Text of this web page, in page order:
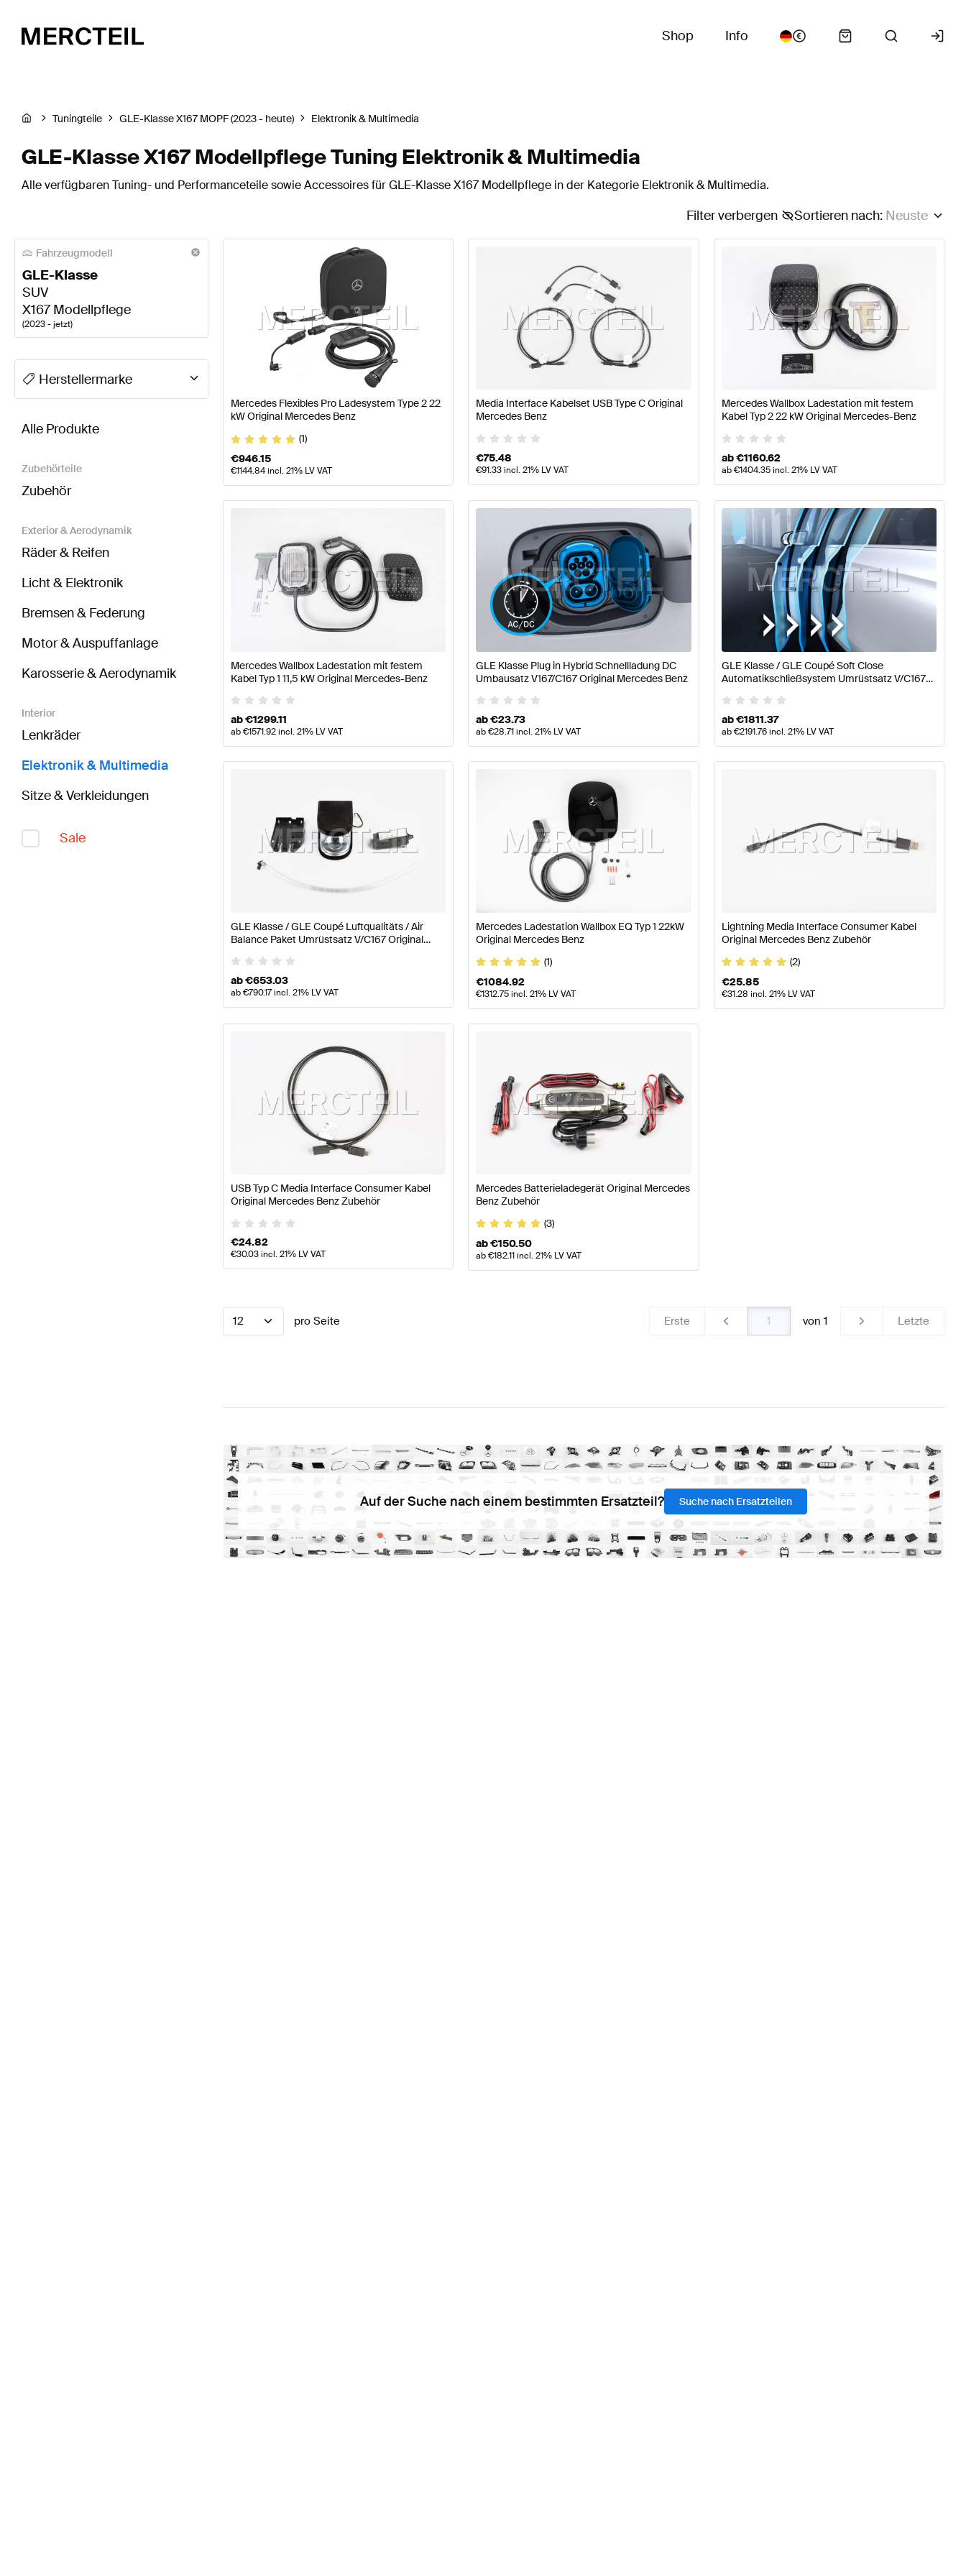
Shop Info
Tuningteile GLE-Klasse X167 MOPF (2023 - heute) Elektronik & Multimedia
GLE-Klasse X167 Modellpflege Tuning Elektronik & Multimedia
Alle verfügbaren Tuning- und Performanceteile sowie Accessoires für GLE-Klasse X167 Modellpflege in der Kategorie Elektronik & Multimedia.
Sortieren nach: Neuste
Filter verbergen
Fahrzeugmodell
GLE-Klasse
SUV
X167 Modellpflege
(2023 - jetzt)
A-Klasse Tuning Elektronik & Multimedia A-Klasse W177 Modellpflege Tuning Elektronik & MultimediaA-Klasse W177 Tuning Elektronik & MultimediaA-Klasse
Herstellermarke
BRABUS GLE-Klasse X167 Modellpflege Elektronik & Multimedia AMG GLE-Klasse X167 Modellpflege Elektronik & MultimediaMercedes-Benz GLE-Klasse X167
Alle Produkte
Zubehörteile
Zubehör
Exterior & Aerodynamik
Räder & Reifen
Licht & Elektronik
Bremsen & Federung
Motor & Auspuffanlage
Karosserie & Aerodynamik
Interior
Lenkräder
Elektronik & Multimedia
Sitze & Verkleidungen
Sale
Mercedes Flexibles Pro Ladesystem Type 2 22
kW Original Mercedes Benz
(1)
€946.15
€1144.84incl. 21% LV VAT
Media Interface Kabelset USB Type C Original
Mercedes Benz
€75.48
€91.33incl. 21% LV VAT
Mercedes Wallbox Ladestation mit festem
Kabel Typ 2 22 kW Original Mercedes-Benz
ab€1160.62
ab€1404.35incl. 21% LV VAT
Mercedes Wallbox Ladestation mit festem
Kabel Typ 1 11,5 kW Original Mercedes-Benz
ab€1299.11
ab€1571.92incl. 21% LV VAT
GLE Klasse Plug in Hybrid Schnellladung DC
Umbausatz V167/C167 Original Mercedes Benz
ab€23.73
ab€28.71incl. 21% LV VAT
GLE Klasse / GLE Coupé Soft Close
Automatikschließsystem Umrüstsatz V/C167
ab€1811.37
ab€2191.76incl. 21% LV VAT
GLE Klasse / GLE Coupé Luftqualitäts / Air
Balance Paket Umrüstsatz V/C167 Original
ab€653.03
ab€790.17incl. 21% LV VAT
Mercedes Ladestation Wallbox EQ Typ 1 22kW
Original Mercedes Benz
(1)
€1084.92
€1312.75incl. 21% LV VAT
Lightning Media Interface Consumer Kabel
Original Mercedes Benz Zubehör
(2)
€25.85
€31.28 incl. 21% LV VAT
USB Typ C Media Interface Consumer Kabel
Original Mercedes Benz Zubehör
€24.82
€30.03incl. 21% LV VAT
Mercedes Batterieladegerät Original Mercedes
Benz Zubehör
(3)
ab€150.50
ab€182.11incl. 21% LV VAT
12 pro Seite Erste von 1 Letzte
Auf der Suche nach einem bestimmten Ersatzteil? Suche nach Ersatzteilen